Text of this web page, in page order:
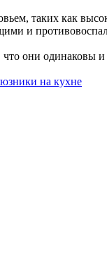
таких как
и
они одинаковы
на кухне